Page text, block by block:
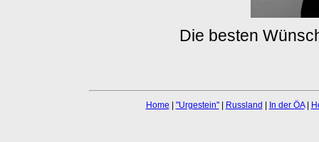
Die besten
Home "Urgestein"| Russland In der ÖA|